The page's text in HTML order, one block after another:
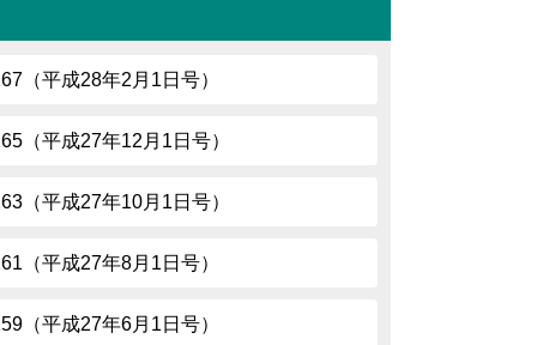
（平成28年2月1日号）
（平成27年12月1日号）
（平成27年10月1日号）
（平成27年8月1日号）
（平成27年6月1日号）